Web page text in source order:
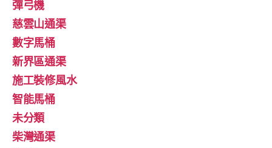
彈弓機
慈雲山通渠
數字馬桶
新界區通渠
施工裝修風水
智能馬桶
未分類
柴灣通渠